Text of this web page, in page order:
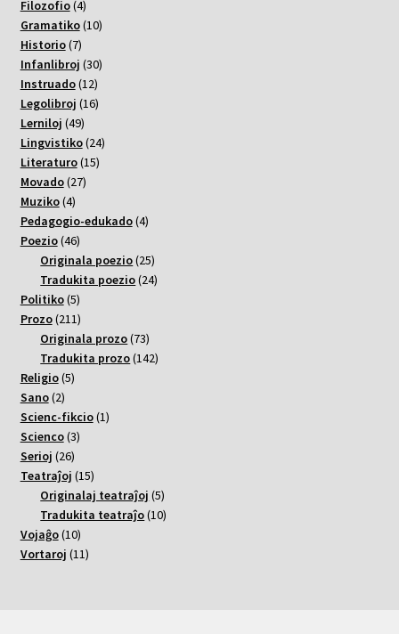
varoj
Filozofio 44
varoj
Gramatiko 1010
Historio 77
varoj
Infanlibroj 3030
Instruado 1212
varoj
Legolibroj 1616
Lerniloj 4949
varoj
Lingvistiko 2424
Literaturo 1515
Movado 2727
Muziko 44
varoj
Pedagogio-edukado 44
Poezio 4646
varoj
Originala poezio 2525
varoj
Tradukita poezio 2424
Politiko 55
varoj
Prozo 211211
varoj
Originala prozo 7373
varoj
Tradukita prozo 142142
Religio 55
Sano 22
varoj
Scienc-fikcio 11
Scienco 33
Serioj 2626
varoj
Teatraĵoj 1515
varoj
Originalaj teatraĵoj 55
varoj
Tradukita teatraĵo 1010
Vojaĝo 1010
varoj
Vortaroj 1111